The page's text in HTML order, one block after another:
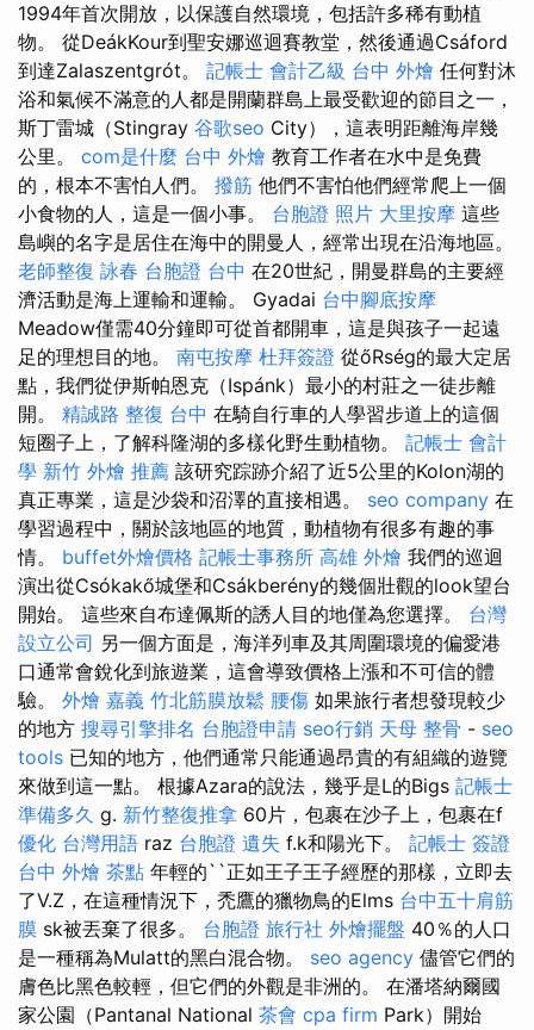
1994年首次開放，以保護自然環境，包括許多稀有動植
物。 從DeákKour到聖安娜巡迴賽教堂，然後通過Csáford
到達Zalaszentgrót。 記帳士 會計乙級 台中 外燴 任何對沐
浴和氣候不滿意的人都是開蘭群島上最受歡迎的節目之一，
斯丁雷城（Stingray 谷歌seo City），這表明距離海岸幾
公里。 com是什麼 台中 外燴 教育工作者在水中是免費
的，根本不害怕人們。 撥筋 他們不害怕他們經常爬上一個
小食物的人，這是一個小事。 台胞證 照片 大里按摩 這些
島嶼的名字是居住在海中的開曼人，經常出現在沿海地區。
老師整復 詠春 台胞證 台中 在20世紀，開曼群島的主要經
濟活動是海上運輸和運輸。 Gyadai 台中腳底按摩
Meadow僅需40分鐘即可從首都開車，這是與孩子一起遠
足的理想目的地。 南屯按摩 杜拜簽證 從őRség的最大定居
點，我們從伊斯帕恩克（Ispánk）最小的村莊之一徒步離
開。 精誠路 整復 台中 在騎自行車的人學習步道上的這個
短圈子上，了解科隆湖的多樣化野生動植物。 記帳士 會計
學 新竹 外燴 推薦 該研究踪跡介紹了近5公里的Kolon湖的
真正專業，這是沙袋和沼澤的直接相遇。 seo company 在
學習過程中，關於該地區的地質，動植物有很多有趣的事
情。 buffet外燴價格 記帳士事務所 高雄 外燴 我們的巡迴
演出從Csókakő城堡和Csákberény的幾個壯觀的look望台
開始。 這些來自布達佩斯的誘人目的地僅為您選擇。 台灣
設立公司 另一個方面是，海洋列車及其周圍環境的偏愛港
口通常會銳化到旅遊業，這會導致價格上漲和不可信的體
驗。 外燴 嘉義 竹北筋膜放鬆 腰傷 如果旅行者想發現較少
的地方 搜尋引擎排名 台胞證申請 seo行銷 天母 整骨 - seo
tools 已知的地方，他們通常只能通過昂貴的有組織的遊覽
來做到這一點。 根據Azara的說法，幾乎是L的Bigs 記帳士
準備多久 g. 新竹整復推拿 60片，包裹在沙子上，包裹在f
優化 台灣用語 raz 台胞證 遺失 f.k和陽光下。 記帳士 簽證
台中 外燴 茶點 年輕的``正如王子王子經歷的那樣，立即去
了V.Z，在這種情況下，禿鷹的獵物鳥的Elms 台中五十肩筋
膜 sk被丟棄了很多。 台胞證 旅行社 外燴擺盤 40％的人口
是一種稱為Mulatt的黑白混合物。 seo agency 儘管它們的
膚色比黑色較輕，但它們的外觀是非洲的。 在潘塔納爾國
家公園（Pantanal National 茶會 cpa firm Park）開始